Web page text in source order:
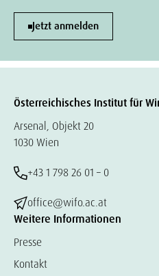
Jetzt anmelden
Österreichisches Institut für
Arsenal, Objekt 20
1030 Wien
+43 1 798 26 01 – 0
office@wifo.ac.at
Weitere Informationen
Presse
Kontakt